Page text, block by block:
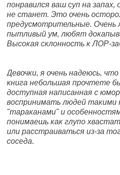
понравился ваш суп на
не станет. Это очень
предусмотрительные. Очень
пытливый ум, любят
Высокая склонность к ЛОР-
Девочки, я очень надеюсь,
книга небольшая прочтете
доступная написанная с
воспринимать людей такими
"тараканами" и
понимаешь как глупо
или расстраиваться из-за
соседа.